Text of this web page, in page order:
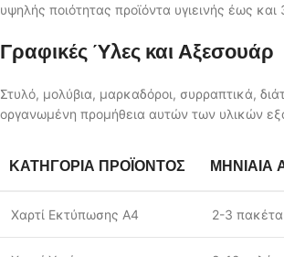
υψηλής ποιότητας προϊόντα υγιεινής έως
Γραφικές Ύλες και Αξεσουάρ
Στυλό, μολύβια, μαρκαδόροι, συρραπτικά,
οργανωμένη προμήθεια αυτών των υλικών
ΚΑΤΗΓΟΡΊΑ ΠΡΟΪΌΝΤΟΣ ΜΗΝΙΑΊΑ
Χαρτί Εκτύπωσης A4 2-3 πακέτα